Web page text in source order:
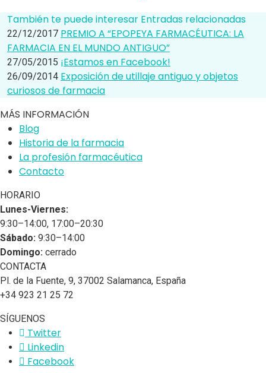
También te puede interesar Entradas relacionadas
22/12/2017 PREMIO A “EPOPEYA FARMACÉUTICA: LA
FARMACIA EN EL MUNDO ANTIGUO”
27/05/2015 ¡Estamos en Facebook!
26/09/2014 Exposición de utillaje antiguo y objetos
curiosos de farmacia
MÁS INFORMACIÓN
Blog
Historia de la farmacia
La profesión farmacéutica
Contacto
HORARIO
Lunes-Viernes:
9:30–14:00, 17:00–20:30
Sábado: 9:30–14:00
Domingo: cerrado
CONTACTA
Pl. de la Fuente, 9, 37002 Salamanca, España
+34 923 21 25 72
SÍGUENOS
Twitter
Linkedin
Facebook